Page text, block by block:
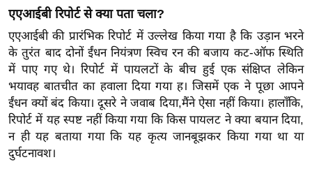
त
यं
ग
इं
डि
या
सा
हि
त्य
एएआईबी रिपोर्ट से क्या पता चला?
एएआईबी की प्रारंभिक रिपोर्ट में उल्लेख किया गया है कि उड़ान भरने
के तुरंत बाद दोनों ईंधन नियंत्रण स्विच रन की बजाय कट-ऑफ स्थिति
में पाए गए थे। रिपोर्ट में पायलटों के बीच हुई एक संक्षिप्त लेकिन
भयावह बातचीत का हवाला दिया गया ह। जिसमें एक ने पूछा आपने
ईंधन क्यों बंद किया। दूसरे ने जवाब दिया,मैंने ऐसा नहीं किया। हालाँकि,
रिपोर्ट में यह स्पष्ट नहीं किया गया कि किस पायलट ने क्या बयान दिया,
न ही यह बताया गया कि यह कृत्य जानबूझकर किया गया था या
दुर्घटनावश।